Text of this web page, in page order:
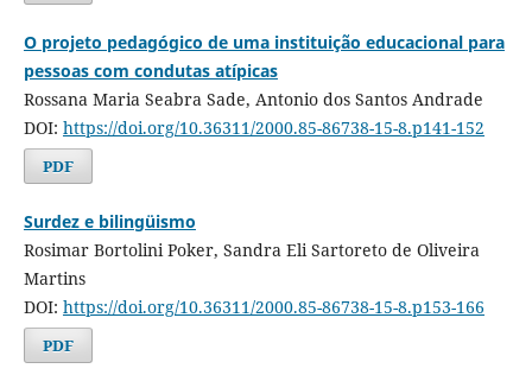
O projeto pedagógico de uma instituição educacional para
pessoas com condutas atípicas
Rossana Maria Seabra Sade, Antonio dos Santos Andrade
DOI: https://doi.org/10.36311/2000.85-86738-15-8.p141-152
PDF
Surdez e bilingüismo
Rosimar Bortolini Poker, Sandra Eli Sartoreto de Oliveira
Martins
DOI: https://doi.org/10.36311/2000.85-86738-15-8.p153-166
PDF